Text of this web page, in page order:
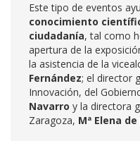
Este tipo de eventos
conocimiento
ciudadanía, tal como
apertura de la
la asistencia de la
Fernández; el director
Innovación, del
Navarro y la directora
Zaragoza, Mª Elena